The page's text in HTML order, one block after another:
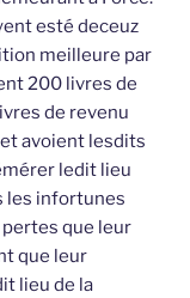
esté deceuz
meilleure par
200 livres de
de revenu
avoient lesdits
ledit lieu
les infortunes
que leur
que leur
lieu de la